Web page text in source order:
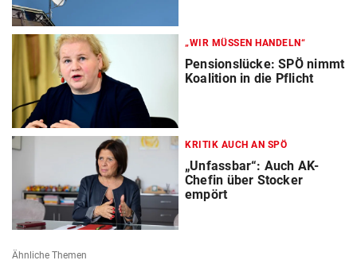
„WIR MÜSSEN HANDELN“
Pensionslücke: SPÖ nimmt
Koalition in die Pflicht
KRITIK AUCH AN SPÖ
„Unfassbar“: Auch AK-
Chefin über Stocker
empört
Ähnliche Themen